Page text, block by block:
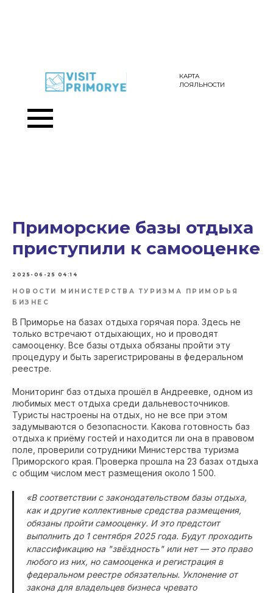
КАРТА
ЛОЯЛЬНОСТИ
Приморские базы отдыха
приступили к самооценке
2025-06-25 04:14
НОВОСТИ МИНИСТЕРСТВА ТУРИЗМА ПРИМОРЬЯ
БИЗНЕС
В Приморье на базах отдыха горячая пора. Здесь не
только встречают отдыхающих, но и проводят
самооценку. Все базы отдыха обязаны пройти эту
процедуру и быть зарегистрированы в федеральном
реестре.
Мониторинг баз отдыха прошёл в Андреевке, одном из
любимых мест отдыха среди дальневосточников.
Туристы настроены на отдых, но не все при этом
задумываются о безопасности. Какова готовность баз
отдыха к приёму гостей и находится ли она в правовом
поле, проверили сотрудники Министерства туризма
Приморского края. Проверка прошла на 23 базах отдыха
с общим числом мест размещения около 1 500.
«В соответствии с законодательством базы отдыха,
как и другие коллективные средства размещения,
обязаны пройти самооценку. И это предстоит
выполнить до 1 сентября 2025 года. Будут проходить
классификацию на "звёздность" или нет — это право
любого из них, но самооценка и регистрация в
федеральном реестре обязательны. Уклонение от
закона для владельцев бизнеса чревато